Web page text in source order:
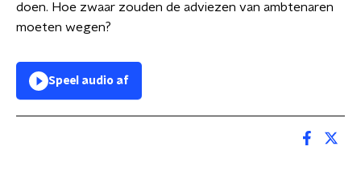
doen. Hoe zwaar zouden de adviezen van ambtenaren
moeten wegen?
Speel audio af